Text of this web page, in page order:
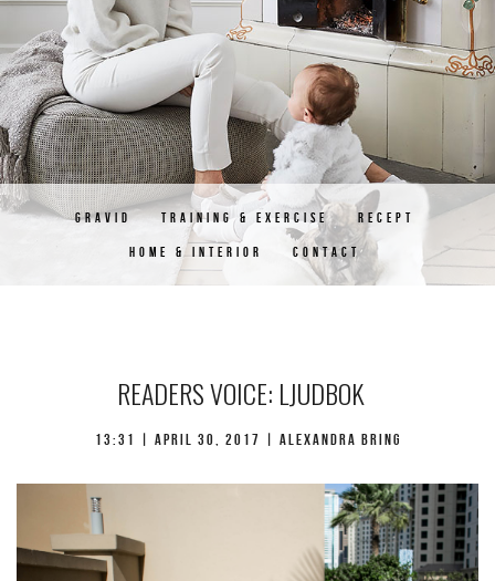
GRAVID TRAINING & EXERCISE RECEPT
HOME & INTERIOR CONTACT
READERS VOICE: LJUDBOK
13:31 | april 30, 2017 | Alexandra Bring